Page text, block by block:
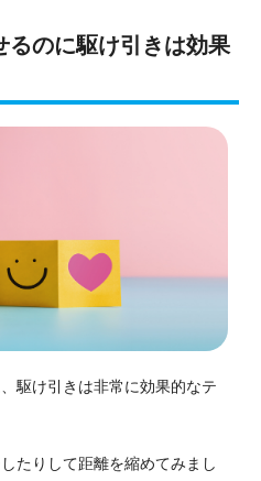
るのに駆け引きは効果
駆け引きは非常に効果的なテ
たりして距離を縮めてみまし